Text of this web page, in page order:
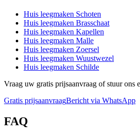
Huis leegmaken Schoten
Huis leegmaken Brasschaat
Huis leegmaken Kapellen
Huis leegmaken Malle
Huis leegmaken Zoersel
Huis leegmaken Wuustwezel
Huis leegmaken Schilde
Vraag uw gratis prijsaanvraag of stuur ons
Gratis prijsaanvraagBericht via WhatsApp
FAQ